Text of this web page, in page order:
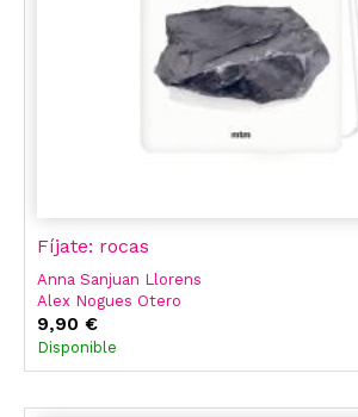
Fíjate: rocas
Anna Sanjuan Llorens
Alex Nogues Otero
9,90 €
Disponible